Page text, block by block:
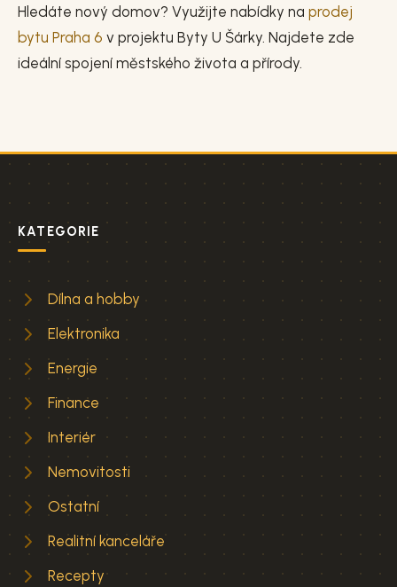
Hledáte nový domov? Využijte nabídky na prodej
bytu Praha 6 v projektu Byty U Šárky. Najdete zde
ideální spojení městského života a přírody.
KATEGORIE
Dílna a hobby
Elektronika
Energie
Finance
Interiér
Nemovitosti
Ostatní
Realitní kanceláře
Recepty